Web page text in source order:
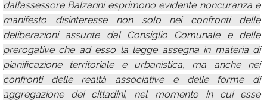
dall’assessore Balzarini esprimono evidente noncuranza e
manifesto disinteresse non solo nei confronti delle
deliberazioni assunte dal Consiglio Comunale e delle
prerogative che ad esso la legge assegna in materia di
pianificazione territoriale e urbanistica, ma anche nei
confronti delle realtà associative e delle forme di
aggregazione dei cittadini, nel momento in cui esse